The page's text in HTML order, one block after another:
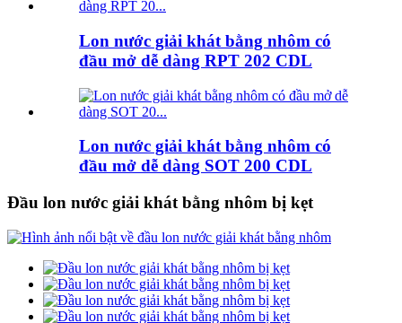
Lon nước giải khát bằng nhôm có
đầu mở dễ dàng RPT 202 CDL
Lon nước giải khát bằng nhôm có
đầu mở dễ dàng SOT 200 CDL
Đầu lon nước giải khát bằng nhôm bị kẹt